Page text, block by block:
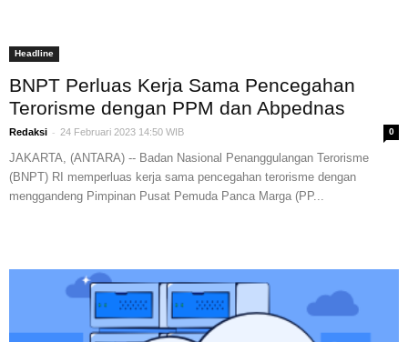
Headline
BNPT Perluas Kerja Sama Pencegahan
Terorisme dengan PPM dan Abpednas
Redaksi - 24 Februari 2023 14:50 WIB 0
JAKARTA, (ANTARA) -- Badan Nasional Penanggulangan Terorisme
(BNPT) RI memperluas kerja sama pencegahan terorisme dengan
menggandeng Pimpinan Pusat Pemuda Panca Marga (PP...